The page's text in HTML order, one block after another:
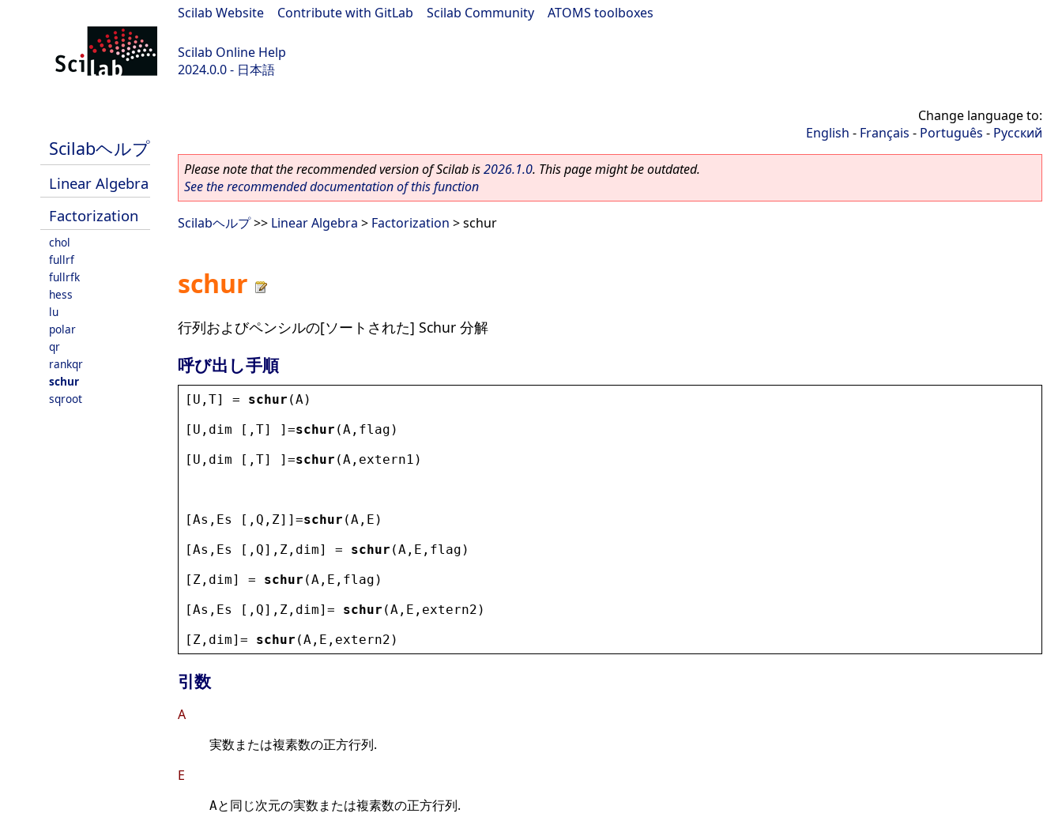
Scilab Website Contribute with GitLab Scilab Community ATOMS toolboxes
Scilab Online Help
2024.0.0 - 日本語
Scilabヘルプ
Linear Algebra
Factorization
chol
fullrf
fullrfk
hess
lu
polar
qr
rankqr
schur
sqroot
Change language to:
English - Français - Português - Русский
Please note that the recommended version of Scilab is2026.1.0. This page might be outdated.
See the recommended documentation of this function
Scilabヘルプ>> Linear Algebra > Factorization > schur
schur
行列およびペンシルの[ソートされた] Schur 分解
呼び出し手順
[ U , T] = schur (A )
[ U , dim [, T] ]=schur (A , flag )
[ U , dim [, T] ]=schur (A , extern1 )
[As , Es [, Q , Z]]=schur (A , E )
[As , Es [, Q], Z , dim] = schur (A , E , flag )
[ Z , dim] = schur (A , E , flag )
[As , Es [, Q], Z , dim]= schur (A , E , extern2 )
[ Z , dim]= schur (A , E , extern2 )
引数
A
実数または複素数の正方行列.
E
Aと同じ次元の実数または複素数の正方行列.